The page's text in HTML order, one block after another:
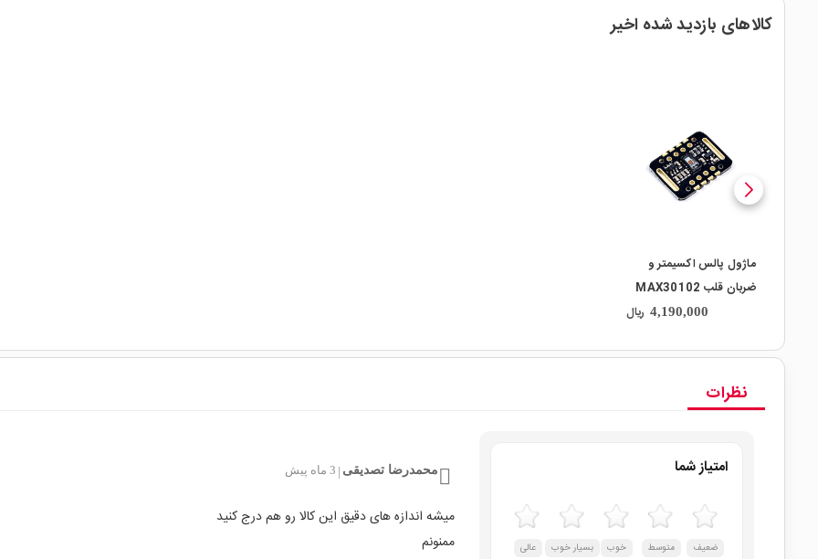
کالاهای بازدید شده اخیر
ماژول پالس اکسیمتر و
ضربان قلب MAX30102
4,190,000 ریال
نظرات
امتیاز شما
ضعیف متوسط خوب بسیار خوب عالی
محمدرضا تصدیقی | 3 ماه پیش
میشه اندازه های دقیق این کالا رو هم درج کنید
ممنونم